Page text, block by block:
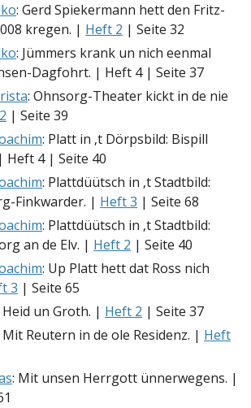
: Gerd Spiekermann hett den Fritz-
kregen. | Heft 2 | Seite 32
: Jümmers krank un nich eenmal
Dagfohrt. | Heft 4 | Seite 37
: Ohnsorg-Theater kickt in de nie
| Seite 39
: Platt in ‚t Dörpsbild: Bispill
Heft 4 | Seite 40
: Plattdüütsch in ‚t Stadtbild:
Finkwarder. | Heft 3 | Seite 68
: Plattdüütsch in ‚t Stadtbild:
an de Elv. | Heft 2 | Seite 40
: Up Platt hett dat Ross nich
3 | Seite 65
Heid un Groth. | Heft 2 | Seite 37
Mit Reutern in de ole Residenz. | Heft
: Mit unsen Herrgott ünnerwegens. |